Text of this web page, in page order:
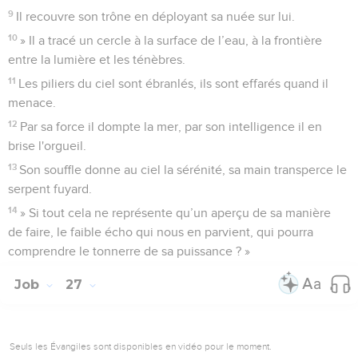
9 Il recouvre son trône en déployant sa nuée sur lui.
10 » Il a tracé un cercle à la surface de l’eau, à la frontière
entre la lumière et les ténèbres.
11 Les piliers du ciel sont ébranlés, ils sont effarés quand il
menace.
12 Par sa force il dompte la mer, par son intelligence il en
brise l'orgueil.
13 Son souffle donne au ciel la sérénité, sa main transperce le
serpent fuyard.
14 » Si tout cela ne représente qu’un aperçu de sa manière
de faire, le faible écho qui nous en parvient, qui pourra
comprendre le tonnerre de sa puissance ? »
Job 27
Seuls les Évangiles sont disponibles en vidéo pour le moment.